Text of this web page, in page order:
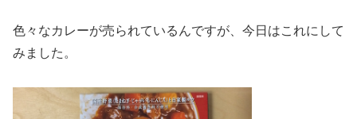
色々なカレーが売られているんですが、今日はこれにして
みました。